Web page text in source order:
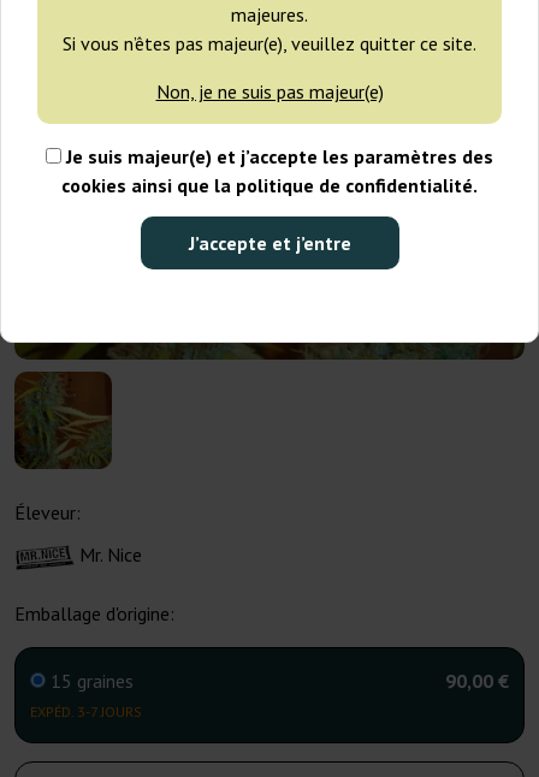
majeures.
Si vous n’êtes pas majeur(e), veuillez quitter ce site.
Non, je ne suis pas majeur(e)
Je suis majeur(e) et j’accepte les paramètres des
cookies ainsi que la politique de confidentialité.
J’accepte et j’entre
Éleveur:
Mr. Nice
Emballage d'origine:
15 graines
EXPÉD. 3-7 JOURS
90,00 €